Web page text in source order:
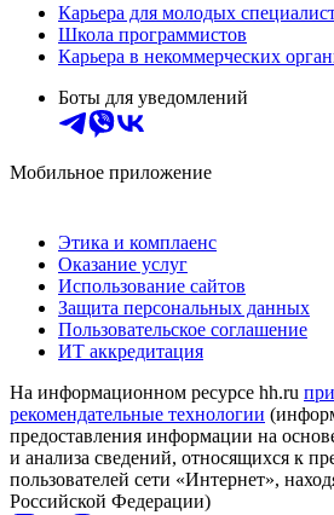
Карьера для молодых
Школа программистов
Карьера в некоммерческих
Боты для уведомлений
Мобильное приложение
Этика и комплаенс
Оказание услуг
Использование сайтов
Защита персональных данных
Пользовательское соглашение
ИТ аккредитация
На информационном ресурсе hh.ru
рекомендательные технологии
предоставления информации на
и анализа сведений, относящихся к
пользователей сети «Интернет»,
Российской Федерации)